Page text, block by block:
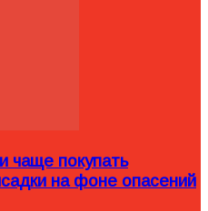
чаще покупать
на фоне опасений